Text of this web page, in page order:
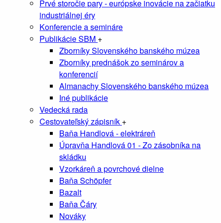
Prvé storočie pary - európske inovácie na začiatku
industriálnej éry
Konferencie a semináre
Publikácie SBM +
Zborníky Slovenského banského múzea
Zborníky prednášok zo seminárov a
konferencií
Almanachy Slovenského banského múzea
Iné publikácie
Vedecká rada
Cestovateľský zápisník +
Baňa Handlová - elektráreň
Úpravňa Handlová 01 - Zo zásobníka na
skládku
Vzorkáreň a povrchové dielne
Baňa Schöpfer
Bazalt
Baňa Čáry
Nováky